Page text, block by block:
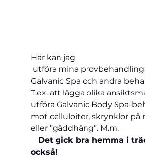
Här kan jag
utföra mina
Galvanic Spa och andra
T.ex. att lägga olika
utföra Galvanic Body Spa-
mot celluloiter, skrynklor på
eller ”gäddhäng”. M.m.
Det gick bra hemma i
också!